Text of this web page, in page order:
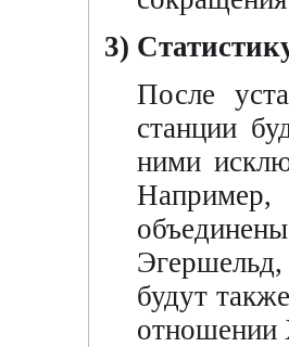
3)
После
станции
ними
Например,
будут
отношении